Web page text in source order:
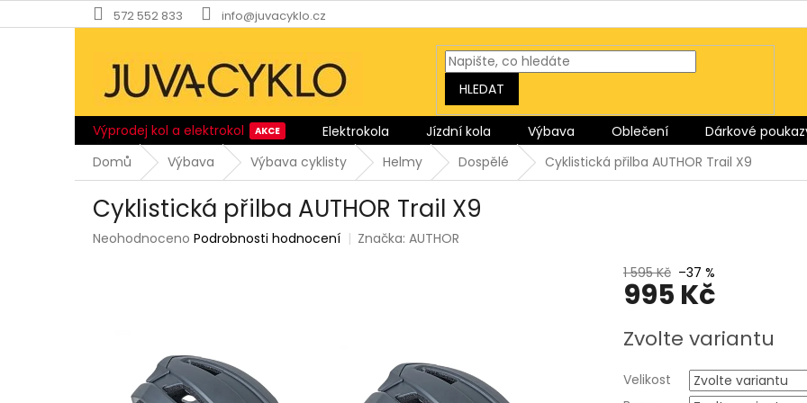
na
572 552 833 info@juvacyklo.cz
HLEDAT
Výprodej kol a elektrokol Elektrokola Jízdní kola Výbava Oblečení Dárkové
Domů
Výbava Výbava cyklisty Helmy Dospělé Cyklistická přilba AUTHOR Trail X9
Cyklistická přilba AUTHOR Trail X9
Průměrné
Neohodnoceno Podrobnosti hodnocení Značka:AUTHOR
1 595 Kč –37 %
995 Kč
cena:
Zvolte variantu
Velikost